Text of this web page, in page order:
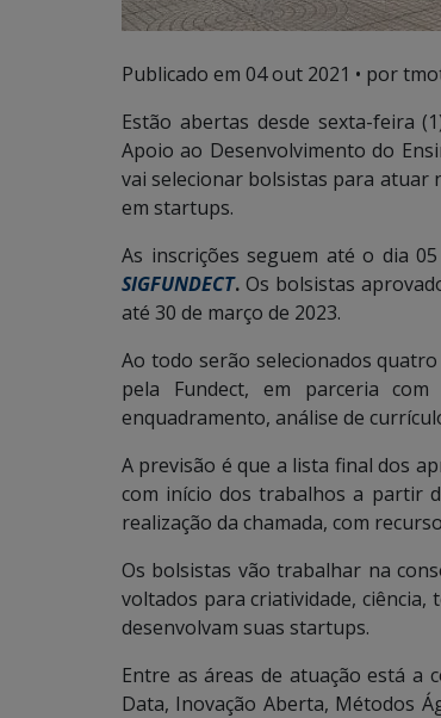
Publicado em 04 out 2021 • por
Estão abertas desde sexta-feira
Apoio ao Desenvolvimento do
vai selecionar bolsistas para atuar
em startups.
As inscrições seguem até o dia
SIGFUNDECT.Os bolsistas
até 30 de março de 2023.
Ao todo serão selecionados
pela Fundect, em parceria
enquadramento, análise de
A previsão é que a lista final dos
com início dos trabalhos a partir
realização da chamada, com
Os bolsistas vão trabalhar na
voltados para criatividade,
desenvolvam suas startups.
Entre as áreas de atuação está a
Data, Inovação Aberta, Métodos